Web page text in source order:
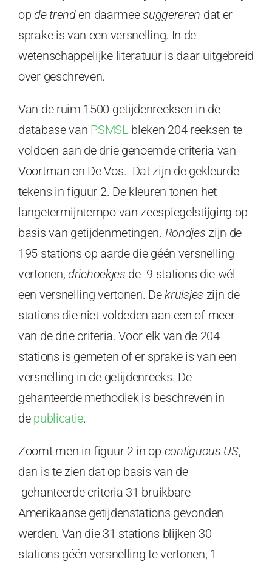
opde trenden daarmeesuggereren dat er
sprake is van een versnelling. In de
wetenschappelijke literatuur is daar uitgebreid
over geschreven.
Van de ruim 1500 getijdenreeksen in de
database van PSMSL bleken 204 reeksen te
voldoen aan de drie genoemde criteria van
Voortman en De Vos. Dat zijn de gekleurde
tekens in figuur 2. De kleuren tonen het
langetermijntempo van zeespiegelstijging op
basis van getijdenmetingen. Rondjes zijn de
195 stations op aarde die géén versnelling
vertonen, driehoekjes de 9 stations die wél
een versnelling vertonen. Dekruisjes zijn de
stations die niet voldeden aan een of meer
van de drie criteria. Voor elk van de 204
stations is gemeten of er sprake is van een
versnelling in de getijdenreeks. De
gehanteerde methodiek is beschreven in
de publicatie.
Zoomt men in figuur 2 in op contiguous US,
dan is te zien dat op basis van de
gehanteerde criteria 31 bruikbare
Amerikaanse getijdenstations gevonden
werden. Van die 31 stations blijken 30
stations géén versnelling te vertonen, 1